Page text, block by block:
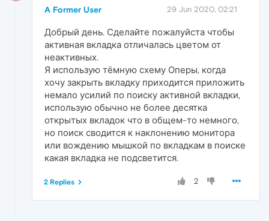
A Former User 29 Jun 2020, 02:21
Добрый день. Сделайте пожалуйста чтобы
активная вкладка отличалась цветом от
неактивных.
Я использую тёмную схему Оперы, когда
хочу закрыть вкладку приходится приложить
немало усилий по поиску активной вкладки,
использую обычно не более десятка
открытых вкладок что в общем-то немного,
но поиск сводится к наклонению монитора
или вождению мышкой по вкладкам в поиске
какая вкладка не подсветится.
2
2 Replies